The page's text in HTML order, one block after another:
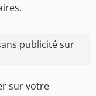
publicité sur
sur votre